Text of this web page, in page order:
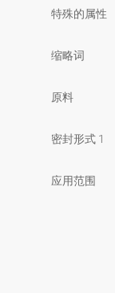
特殊的属性
缩略词
原料
密封形式 1
应用范围